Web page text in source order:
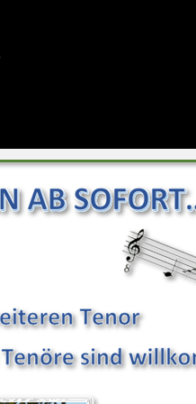
seid ihr?